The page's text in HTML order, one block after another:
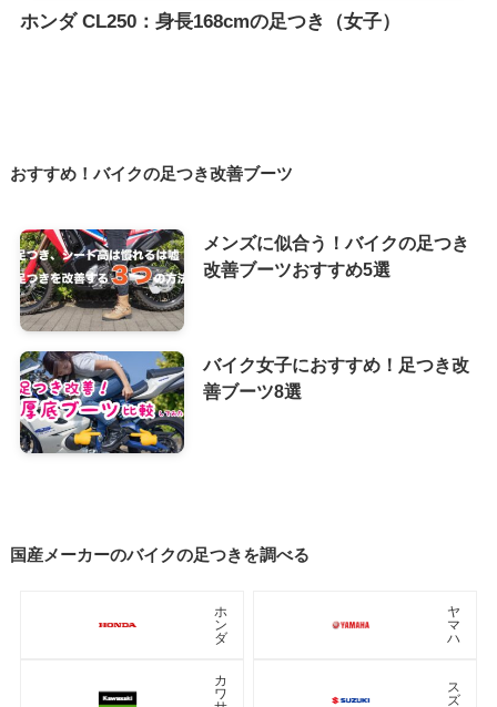
ホンダ CL250：身長168cmの足つき（女子）
おすすめ！バイクの足つき改善ブーツ
メンズに似合う！バイクの足つき
改善ブーツおすすめ5選
バイク女子におすすめ！足つき改
善ブーツ8選
国産メーカーのバイクの足つきを調べる
ホ
ン
ダ
ヤ
マ
ハ
カ
ワ
ス
ズ